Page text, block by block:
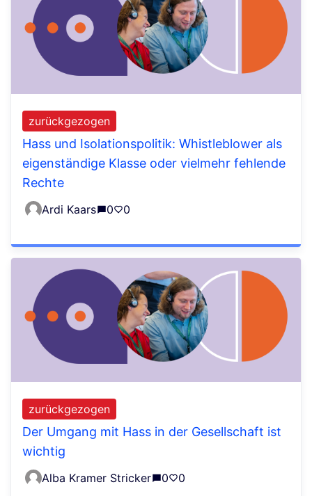
Hass und Isolationspolitik: Whistleblower als
eigenständige Klasse oder vielmehr fehlende
Rechte
zurückgezogen
Ardi Kaars 0 0
Der Umgang mit Hass in der Gesellschaft ist
wichtig
zurückgezogen
Alba Kramer Stricker 0 0